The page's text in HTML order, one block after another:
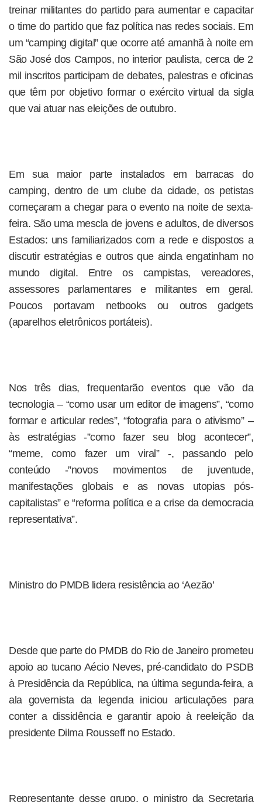
treinar militantes do partido para aumentar e capacitar
o time do partido que faz política nas redes sociais. Em
um “camping digital” que ocorre até amanhã à noite em
São José dos Campos, no interior paulista, cerca de 2
mil inscritos participam de debates, palestras e oficinas
que têm por objetivo formar o exército virtual da sigla
que vai atuar nas eleições de outubro.
Em sua maior parte instalados em barracas do
camping, dentro de um clube da cidade, os petistas
começaram a chegar para o evento na noite de sexta-
feira. São uma mescla de jovens e adultos, de diversos
Estados: uns familiarizados com a rede e dispostos a
discutir estratégias e outros que ainda engatinham no
mundo digital. Entre os campistas, vereadores,
assessores parlamentares e militantes em geral.
Poucos portavam netbooks ou outros gadgets
(aparelhos eletrônicos portáteis).
Nos três dias, frequentarão eventos que vão da
tecnologia – “como usar um editor de imagens”, “como
formar e articular redes”, “fotografia para o ativismo” –
às estratégias -”como fazer seu blog acontecer”,
“meme, como fazer um viral” -, passando pelo
conteúdo -”novos movimentos de juventude,
manifestações globais e as novas utopias pós-
capitalistas” e “reforma política e a crise da democracia
representativa”.
Ministro do PMDB lidera resistência ao ‘Aezão’
Desde que parte do PMDB do Rio de Janeiro prometeu
apoio ao tucano Aécio Neves, pré-candidato do PSDB
à Presidência da República, na última segunda-feira, a
ala governista da legenda iniciou articulações para
conter a dissidência e garantir apoio à reeleição da
presidente Dilma Rousseff no Estado.
Representante desse grupo, o ministro da Secretaria